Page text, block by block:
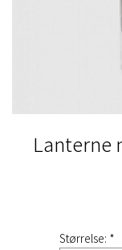
Lanterne
Størrelse: *